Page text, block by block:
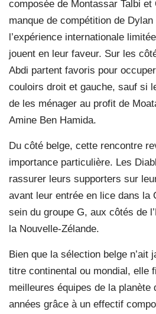
composée de Montassar Talbi
manque de compétition de
l’expérience internationale
jouent en leur faveur. Sur les
Abdi partent favoris pour
couloirs droit et gauche, sauf si
de les ménager au profit de
Amine Ben Hamida.
Du côté belge, cette rencontre
importance particulière. Les
rassurer leurs supporters sur
avant leur entrée en lice dans la
sein du groupe G, aux côtés de
la Nouvelle-Zélande.
Bien que la sélection belge n’ait
titre continental ou mondial, elle
meilleures équipes de la planète
années grâce à un effectif